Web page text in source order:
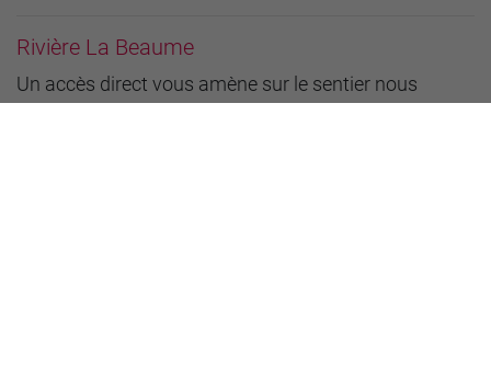
Rivière La Beaume
Un accès direct vous amène sur le sentier nous